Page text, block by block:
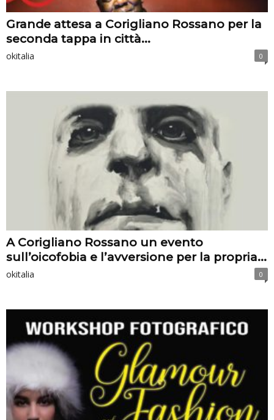
Grande attesa a Corigliano Rossano per la
seconda tappa in città...
okitalia 0
A Corigliano Rossano un evento
sull’oicofobia e l’avversione per la propria...
okitalia 0